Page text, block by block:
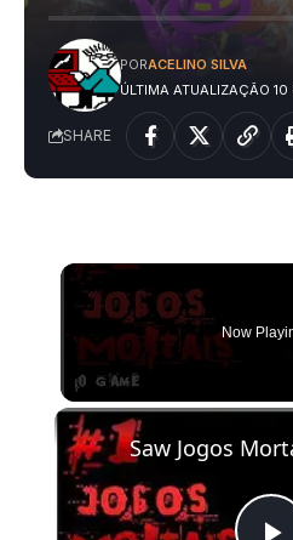
ÚLTIMA ATUALIZAÇÃO
PORACELINO SILVA
SHARE
Now